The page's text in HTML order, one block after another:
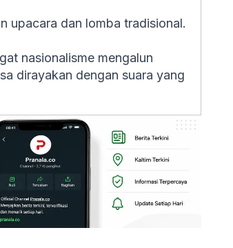
upacara dan lomba tradisional.
nasionalisme mengalun
dirayakan dengan suara yang